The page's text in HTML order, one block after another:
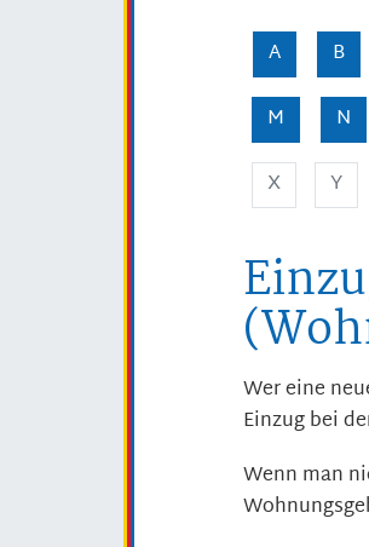
A B
M
N
X
Y
Wer eine
Einzug bei
Wenn man